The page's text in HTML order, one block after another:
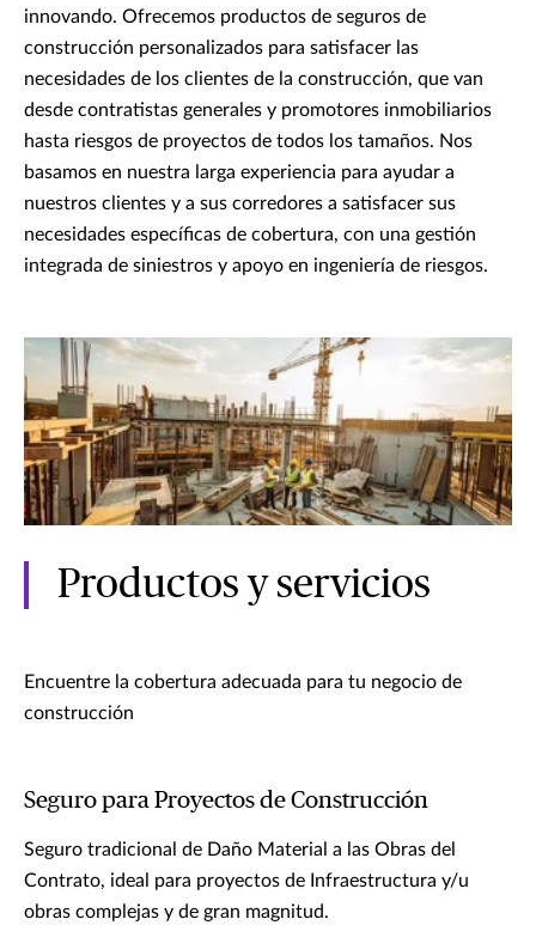
innovando. Ofrecemos productos de seguros de
construcción personalizados para satisfacer las
necesidades de los clientes de la construcción, que van
desde contratistas generales y promotores inmobiliarios
hasta riesgos de proyectos de todos los tamaños. Nos
basamos en nuestra larga experiencia para ayudar a
nuestros clientes y a sus corredores a satisfacer sus
necesidades específicas de cobertura, con una gestión
integrada de siniestros y apoyo en ingeniería de riesgos.
Productos y servicios
Encuentre la cobertura adecuada para tu negocio de
construcción
Seguro para Proyectos de Construcción
Seguro tradicional de Daño Material a las Obras del
Contrato, ideal para proyectos de Infraestructura y/u
obras complejas y de gran magnitud.